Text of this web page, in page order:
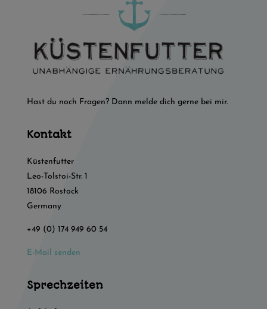
Hast du noch Fragen? Dann melde dich gerne bei mir.
Kontakt
Küstenfutter
Leo-Tolstoi-Str. 1
18106 Rostock
Germany
+49 (0) 174 949 60 54
E-Mail senden
Sprechzeiten